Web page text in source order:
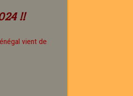
!!
vient de